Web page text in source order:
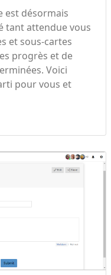
est désormais
tant attendue vous
et sous-cartes
progrès et de
Voici
pour vous et